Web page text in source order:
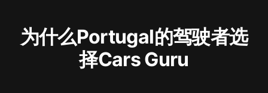
为什么Portugal的驾驶者选
择Cars Guru